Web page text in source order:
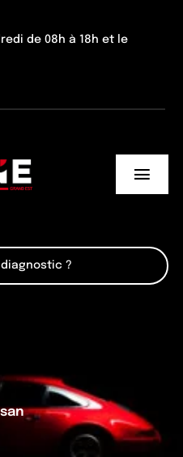
de 08h à 18h et le
diagnostic ?